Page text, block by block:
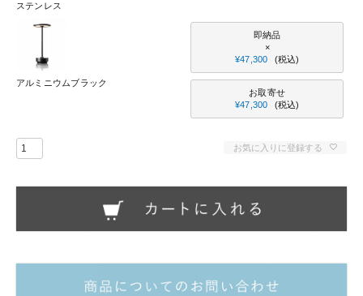
ステンレス
アルミニウムブラック
即納品
×
¥47,300 税込
お取寄せ
¥47,300 税込
お気に入りに登録する